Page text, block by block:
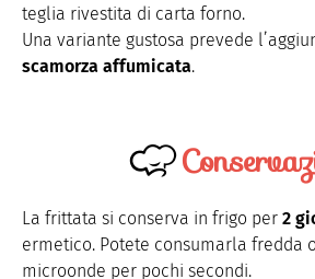
teglia rivestita di carta forno.
Una variante gustosa prevede
scamorza affumicata.
La frittata si conserva in frigo per 2
ermetico. Potete consumarla fredda
microonde per pochi secondi.